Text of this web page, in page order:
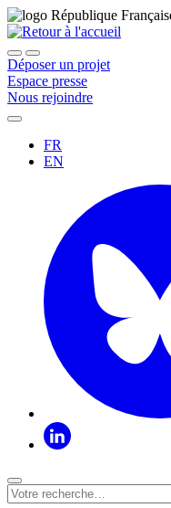
Déposer un projet
Espace presse
Nous rejoindre
FR
EN